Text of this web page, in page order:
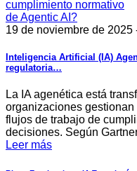
19 de noviembre de 2025
Inteligencia Artificial (IA)
regulatoria…
La IA agenética está
organizaciones
flujos de trabajo de
decisiones. Según
Leer más